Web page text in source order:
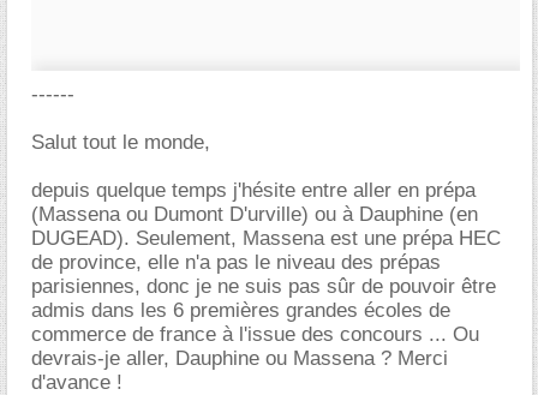
------
Salut tout le monde,
depuis quelque temps j'hésite entre aller en prépa
(Massena ou Dumont D'urville) ou à Dauphine (en
DUGEAD). Seulement, Massena est une prépa HEC
de province, elle n'a pas le niveau des prépas
parisiennes, donc je ne suis pas sûr de pouvoir être
admis dans les 6 premières grandes écoles de
commerce de france à l'issue des concours ... Ou
devrais-je aller, Dauphine ou Massena ? Merci
d'avance !